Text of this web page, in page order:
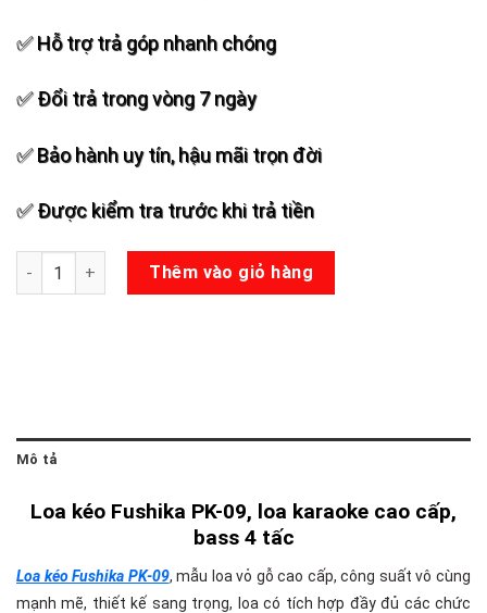
✅ Hỗ trợ trả góp nhanh chóng
✅ Đổi trả trong vòng 7 ngày
✅ Bảo hành uy tín, hậu mãi trọn đời
✅ Được kiểm tra trước khi trả tiền
Loa kéo Fushika PK-09 số lượng
Thêm vào giỏ hàng
Mô tả
Loa kéo Fushika PK-09, loa karaoke cao cấp,
bass 4 tấc
Loa kéo Fushika PK-09, mẫu loa vỏ gỗ cao cấp, công suất vô cùng
mạnh mẽ, thiết kế sang trọng, loa có tích hợp đầy đủ các chức